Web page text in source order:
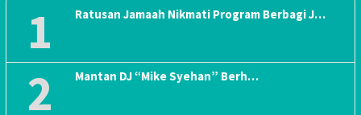
1 Ratusan Jamaah Nikmati Program Berbagi J…
2 Mantan DJ “Mike Syehan” Berh…